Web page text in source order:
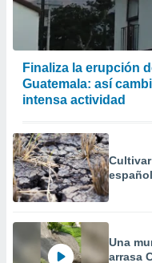
Finaliza la erupción
Guatemala: así
intensa actividad
Una
arrasa